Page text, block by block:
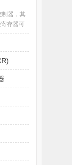
制器，其
存器可